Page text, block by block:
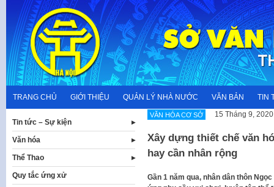
content
TRANG CHỦ GIỚI THIỆU QUẢN LÝ NHÀ NƯỚC VĂN BẢN TIN
VĂN HÓA CƠ SỞ 15 Tháng 9, 2020
Xây dựng thiết chế văn
hay cần nhân rộng
Gần 1 năm qua, nhân dân thôn
Tin tức – Sự kiện
Văn hóa
Thể Thao
Quy tắc ứng xử